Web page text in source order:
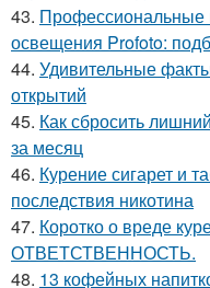
43. Профессиональные
освещения Profoto:
44. Удивительные
открытий
45. Как сбросить
за месяц
46. Курение сигарет и
последствия никотина
47. Коротко о вреде
ОТВЕТСТВЕННОСТЬ.
48. 13 кофейных